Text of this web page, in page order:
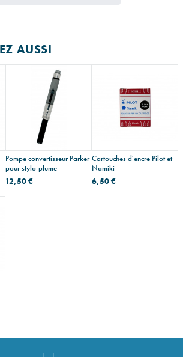
AUSSI
Pompe convertisseur Parker
pour stylo-plume
12,50 €
Cartouches d'encre Pilot et
Namiki
6,50 €